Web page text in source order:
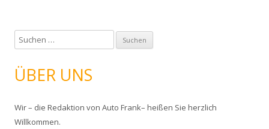
u
h
n
n
ÜBER UNS
Wir – die Redaktion von Auto Frank– heißen Sie herzlich
Willkommen.